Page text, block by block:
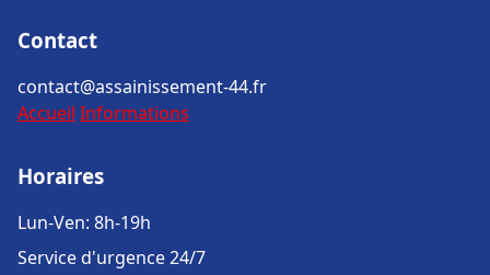
Contact
contact@assainissement-44.fr
Accueil Informations
Horaires
Lun-Ven: 8h-19h
Service d'urgence 24/7